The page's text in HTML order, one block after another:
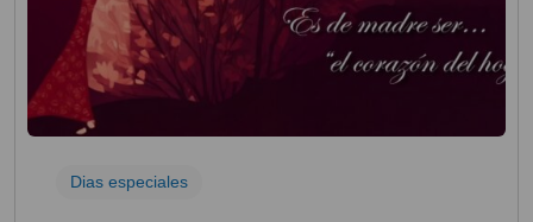
Dias especiales